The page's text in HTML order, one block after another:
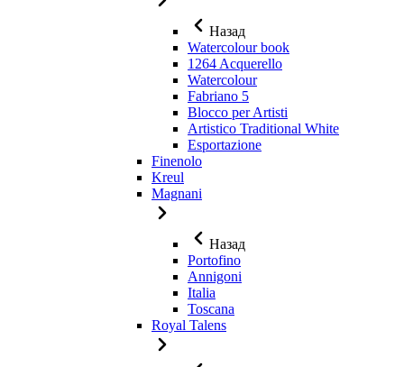
Назад
Watercolour book
1264 Acquerello
Watercolour
Fabriano 5
Blocco per Artisti
Artistico Traditional White
Esportazione
Finenolo
Kreul
Magnani
Назад
Portofino
Annigoni
Italia
Toscana
Royal Talens